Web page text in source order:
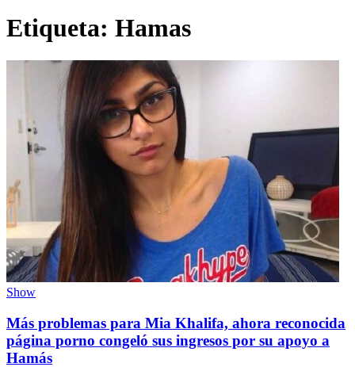
Etiqueta: Hamas
Show
Más problemas para Mia Khalifa, ahora reconocida
página porno congeló sus ingresos por su apoyo a
Hamás